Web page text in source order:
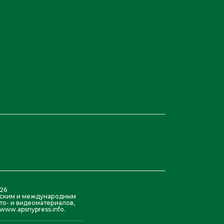
и международным
и видеоматериалов,